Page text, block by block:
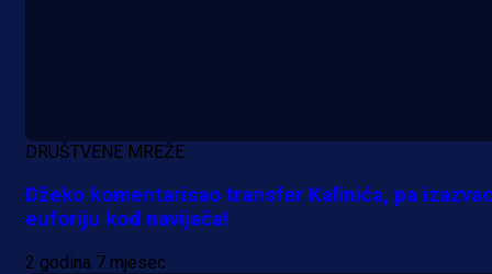
DRUŠTVENE MREŽE
Džeko komentarisao transfer Kalinića, pa
euforiju kod navijača!
2 godina 7 mjesec